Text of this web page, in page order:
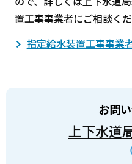
置工事事業者にご相談くだ
指定給水装置工事事業
お問
上下水道